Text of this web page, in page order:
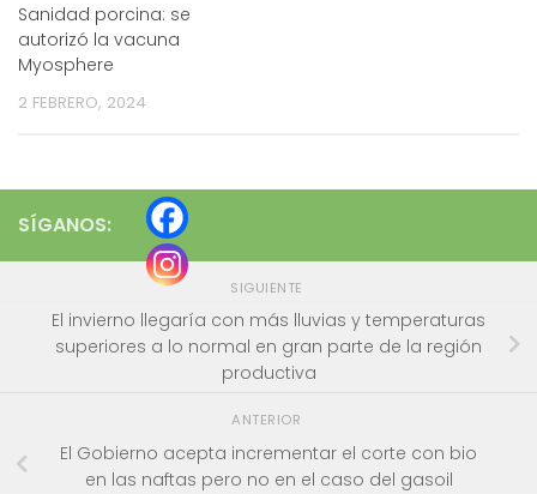
Sanidad porcina: se
autorizó la vacuna
Myosphere
2 FEBRERO, 2024
SÍGANOS:
SIGUIENTE
El invierno llegaría con más lluvias y temperaturas
superiores a lo normal en gran parte de la región
productiva
ANTERIOR
El Gobierno acepta incrementar el corte con bio
en las naftas pero no en el caso del gasoil